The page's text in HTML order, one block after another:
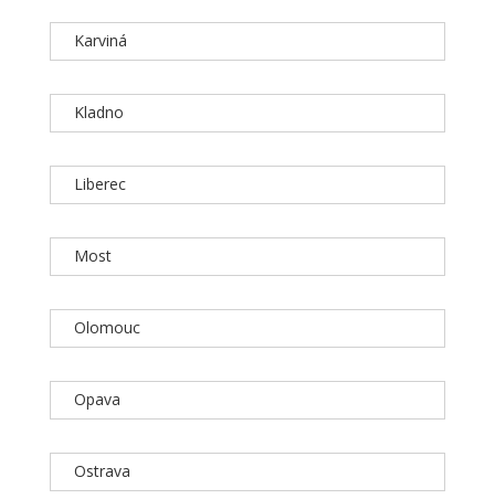
Karviná
Kladno
Liberec
Most
Olomouc
Opava
Ostrava